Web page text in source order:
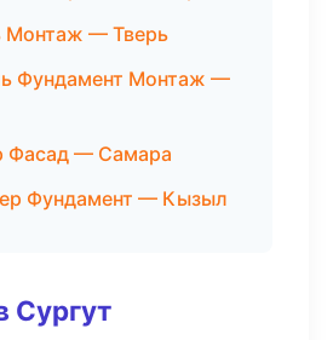
Монтаж — Тверь
Фундамент Монтаж —
Фасад — Самара
Фундамент — Кызыл
Сургут